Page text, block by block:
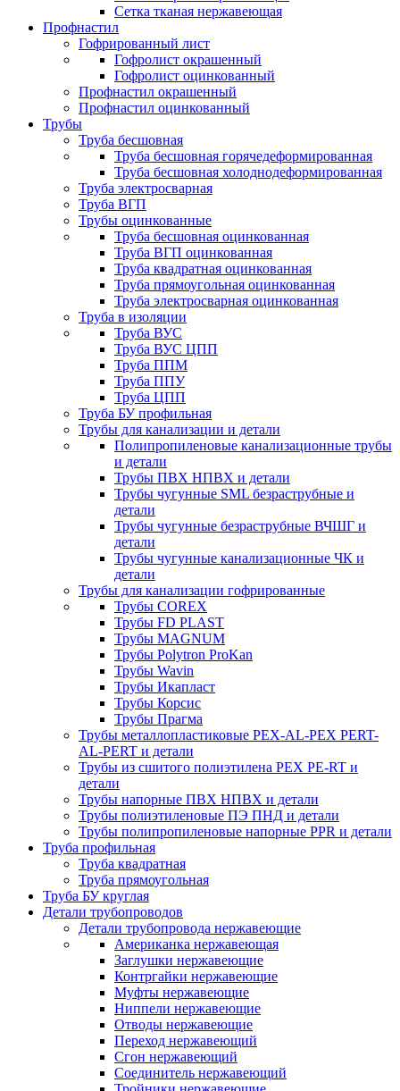
Сетка тканая нержавеющая
Профнастил
Гофрированный лист
Гофролист окрашенный
Гофролист оцинкованный
Профнастил окрашенный
Профнастил оцинкованный
Трубы
Труба бесшовная
Труба бесшовная горячедеформированная
Труба бесшовная холоднодеформированная
Труба электросварная
Труба ВГП
Трубы оцинкованные
Труба бесшовная оцинкованная
Труба ВГП оцинкованная
Труба квадратная оцинкованная
Труба прямоугольная оцинкованная
Труба электросварная оцинкованная
Труба в изоляции
Труба ВУС
Труба ВУС ЦПП
Труба ППМ
Труба ППУ
Труба ЦПП
Труба БУ профильная
Трубы для канализации и детали
Полипропиленовые канализационные трубы
и детали
Трубы ПВХ НПВХ и детали
Трубы чугунные SML безраструбные и
детали
Трубы чугунные безраструбные ВЧШГ и
детали
Трубы чугунные канализационные ЧК и
детали
Трубы для канализации гофрированные
Трубы COREX
Трубы FD PLAST
Трубы MAGNUM
Трубы Polytron ProKan
Трубы Wavin
Трубы Икапласт
Трубы Корсис
Трубы Прагма
Трубы металлопластиковые PEX-AL-PEX PERT-
AL-PERT и детали
Трубы из сшитого полиэтилена PEX PE-RT и
детали
Трубы напорные ПВХ НПВХ и детали
Трубы полиэтиленовые ПЭ ПНД и детали
Трубы полипропиленовые напорные PPR и детали
Труба профильная
Труба квадратная
Труба прямоугольная
Труба БУ круглая
Детали трубопроводов
Детали трубопровода нержавеющие
Американка нержавеющая
Заглушки нержавеющие
Контргайки нержавеющие
Муфты нержавеющие
Ниппели нержавеющие
Отводы нержавеющие
Переход нержавеющий
Сгон нержавеющий
Соединитель нержавеющий